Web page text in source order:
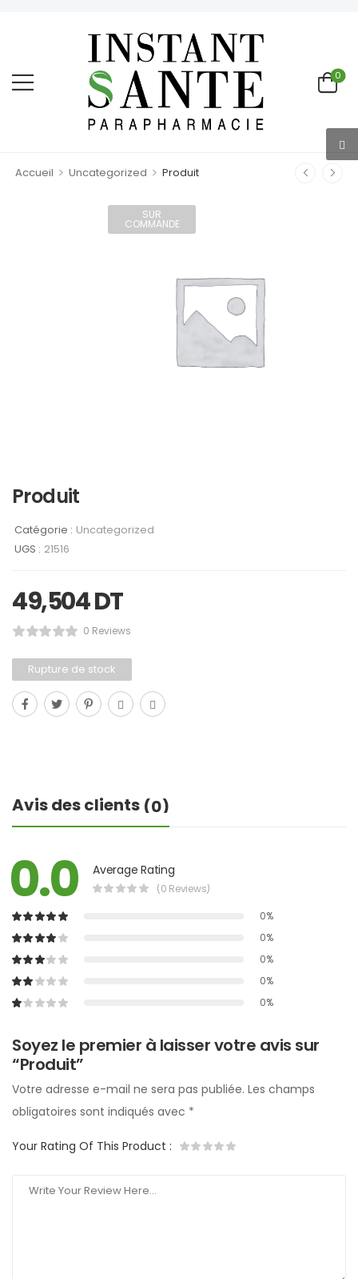
0
Accueil > Uncategorized > Produit
SUR
COMMANDE
Produit
Catégorie : Uncategorized
UGS : 21516
49,504DT
0 Reviews
Rupture de stock
Avis des clients (0)
0.0 Average Rating
(0 Reviews)
0%
0%
0%
0%
0%
Soyez le premier à laisser votre avis sur
“Produit”
Votre adresse e-mail ne sera pas publiée. Les champs
obligatoires sont indiqués avec *
Your Rating Of This Product :